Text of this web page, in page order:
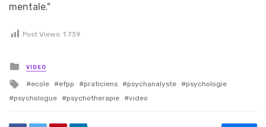
mentale."
Post Views: 1 739
Posted in
VIDEO
Tagged with
ecole efpp praticiens psychanalyste
psychologie
psychologue
psychotherapie video